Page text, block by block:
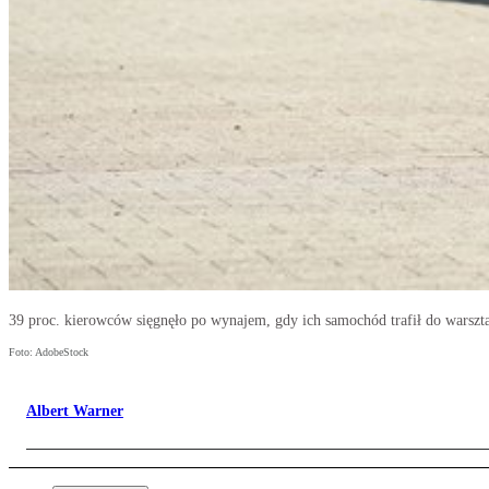
39 proc. kierowców sięgnęło po wynajem, gdy ich samochód trafił do
Foto: AdobeStock
Albert Warner